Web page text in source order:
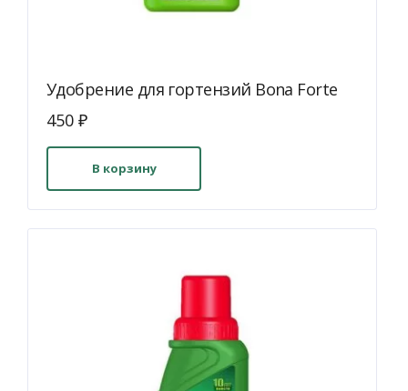
Удобрение для гортензий Bona Forte
450 ₽
В корзину